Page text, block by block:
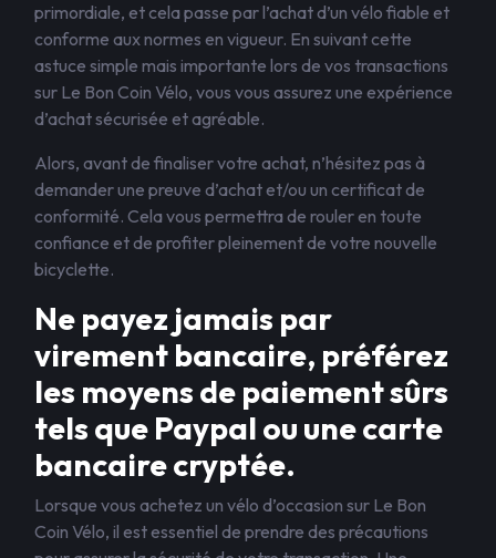
primordiale, et cela passe par l’achat d’un vélo fiable et
conforme aux normes en vigueur. En suivant cette
astuce simple mais importante lors de vos transactions
sur Le Bon Coin Vélo, vous vous assurez une expérience
d’achat sécurisée et agréable.
Alors, avant de finaliser votre achat, n’hésitez pas à
demander une preuve d’achat et/ou un certificat de
conformité. Cela vous permettra de rouler en toute
confiance et de profiter pleinement de votre nouvelle
bicyclette.
Ne payez jamais par
virement bancaire, préférez
les moyens de paiement sûrs
tels que Paypal ou une carte
bancaire cryptée.
Lorsque vous achetez un vélo d’occasion sur Le Bon
Coin Vélo, il est essentiel de prendre des précautions